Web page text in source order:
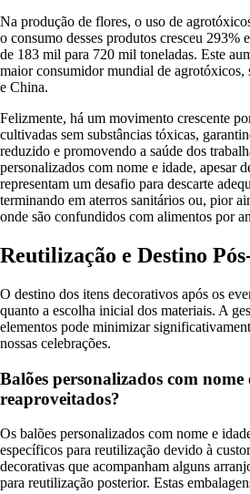
Na produção de flores, o uso de
o consumo desses produtos cresceu 293%
de 183 mil para 720 mil toneladas. Este
maior consumidor mundial de agrotóxicos,
e China.
Felizmente, há um movimento crescente
cultivadas sem substâncias tóxicas,
reduzido e promovendo a saúde dos
personalizados com nome e idade, apesar
representam um desafio para descarte
terminando em aterros sanitários ou, pior
onde são confundidos com alimentos por
Reutilização e Destino
O destino dos itens decorativos após os
quanto a escolha inicial dos materiais. A
elementos pode minimizar
nossas celebrações.
Balões personalizados com
reaproveitados?
Os balões personalizados com nome e
específicos para reutilização devido à
decorativas que acompanham alguns
para reutilização posterior. Estas